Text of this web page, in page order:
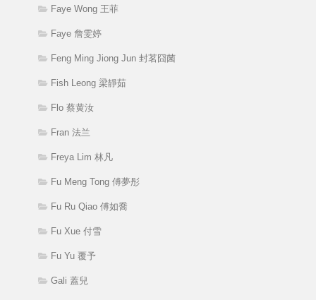
Faye Wong 王菲
Faye 詹雯婷
Feng Ming Jiong Jun 封茗囧菌
Fish Leong 梁靜茹
Flo 蔡黄汝
Fran 法兰
Freya Lim 林凡
Fu Meng Tong 傅夢彤
Fu Ru Qiao 傅如喬
Fu Xue 付雪
Fu Yu 覆予
Gali 蓋兒